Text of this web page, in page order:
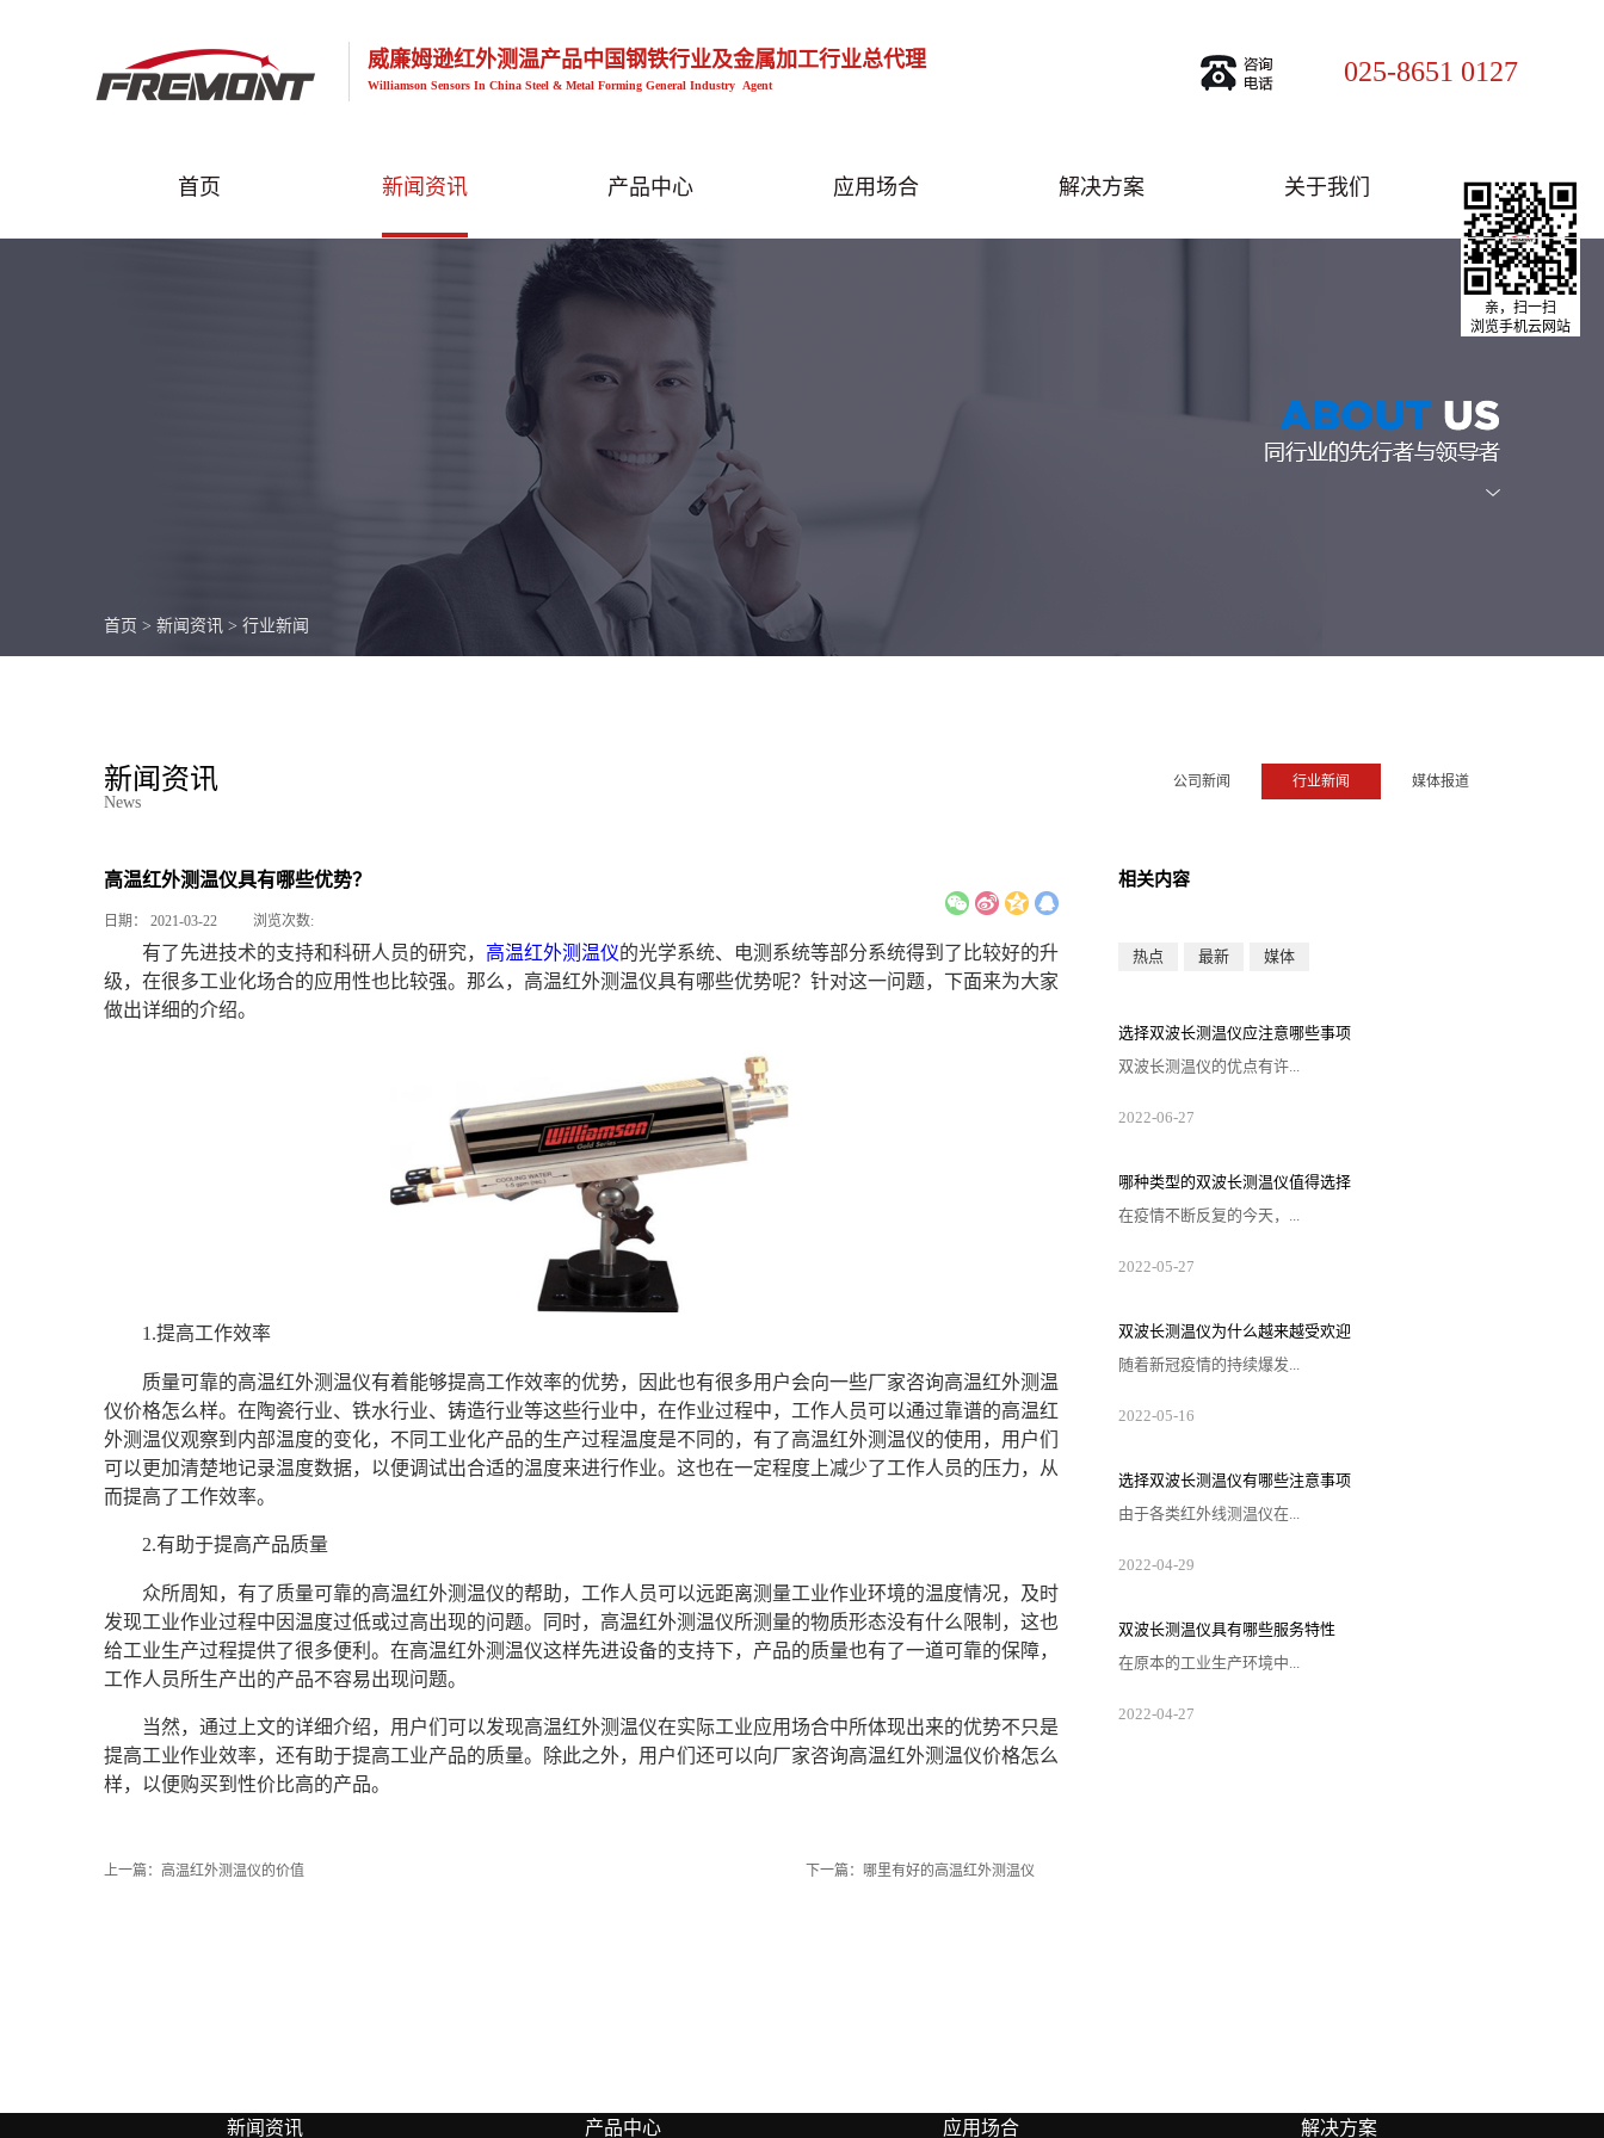
威廉姆逊红外测温产品中国钢铁行业及金属加工行业总代理
Williamson Sensors In China Steel & Metal Forming General Industry Agent 025-8651 0127
首页 新闻资讯 产品中心 应用场合 解决方案 关于我们
首页 > 新闻资讯 > 行业新闻
新闻资讯
News
公司新闻 行业新闻 媒体报道
高温红外测温仪具有哪些优势？
日期： 2021-03-22 浏览次数:
有了先进技术的支持和科研人员的研究， 高温红外测温仪的光学系统、电测系统等部分系统得到了比较好的升
级，在很多工业化场合的应用性也比较强。那么，高温红外测温仪具有哪些优势呢？针对这一问题，下面来为大家
做出详细的介绍。
1.提高工作效率
质量可靠的高温红外测温仪有着能够提高工作效率的优势，因此也有很多用户会向一些厂家咨询高温红外测温
仪价格怎么样。在陶瓷行业、铁水行业、铸造行业等这些行业中，在作业过程中，工作人员可以通过靠谱的高温红
外测温仪观察到内部温度的变化，不同工业化产品的生产过程温度是不同的，有了高温红外测温仪的使用，用户们
可以更加清楚地记录温度数据，以便调试出合适的温度来进行作业。这也在一定程度上减少了工作人员的压力，从
而提高了工作效率。
2.有助于提高产品质量
众所周知，有了质量可靠的高温红外测温仪的帮助，工作人员可以远距离测量工业作业环境的温度情况，及时
发现工业作业过程中因温度过低或过高出现的问题。同时，高温红外测温仪所测量的物质形态没有什么限制，这也
给工业生产过程提供了很多便利。在高温红外测温仪这样先进设备的支持下，产品的质量也有了一道可靠的保障，
工作人员所生产出的产品不容易出现问题。
当然，通过上文的详细介绍，用户们可以发现高温红外测温仪在实际工业应用场合中所体现出来的优势不只是
提高工业作业效率，还有助于提高工业产品的质量。除此之外，用户们还可以向厂家咨询高温红外测温仪价格怎么
样，以便购买到性价比高的产品。
上一篇： 高温红外测温仪的价值 下一篇： 哪里有好的高温红外测温仪
相关内容
热点 最新 媒体
选择双波长测温仪应注意哪些事项
双波长测温仪的优点有许...
多，不仅仅可以测量视野内较高的温度点，也可以对一
些人们无法手动去测量温度的物品或者场景来进行测
项，那么在选择产品应该注意哪些问题，下面为大家解
析原因。1. 注意操作是否方便在选购双波长测温仪的时
候需要考虑一下产品操作的方便性，如果在一些需要快
速测量温度的场景中使用的时候过于复杂，那样...
2022-06-27
哪种类型的双波长测温仪值得选择
在疫情不断反复的今天，...
单一类型的测温手段不被市场所认可，甚至存在一些难
以快速解决的问题，故双波长测温仪便派上了用场，这
的测温仪值得被意向客户选择，结合下述内容便可大致
推断出较佳的备选对象。1、测试效果较准确的测温仪双
波长测温仪能否确保较准确的测试结果，这是客户判断
这类装置会查看的衡量标准，虽然数据不可能...
2022-05-27
双波长测温仪为什么越来越受欢迎
随着新冠疫情的持续爆发...
，不少商城、电影院、餐厅等公共场所都开始进行体温
测量。因此，对于测温仪的需求也在不断增加。双波长
干扰性强传统的单波长红外测温仪，在特定波长范围内
测量红外能量振幅。其传感器测量的是被测范围内的平
均温度，且受发射率变化、沾污的镜头和光学干扰的影
响，如果来自背景干扰热源的红外能量足够大，...
2022-05-16
选择双波长测温仪有哪些注意事项
由于各类红外线测温仪在...
波段范围的应用效果有着质的差异，需要企业在明确自
身的测温范围及高低情况来对仪器进行挑选。由此所出
好的测温仪器帮助矫正日常采集的数据。1.注意应用场
合双波长测温仪自身的组件情况相较于其他单色和单波
段的仪器更为复杂，从而需要企业对自身生存场景的空
间大小以及需求等级来对仪器进行配置。在确...
2022-04-29
双波长测温仪具有哪些服务特性
在原本的工业生产环境中...
随着光电二极管的应用要求在不断提高，使得一些有让
二极管组件产生损伤的设备被得到更新来提升产线运转
2022-04-27
新闻资讯 产品中心 应用场合 解决方案
亲，扫一扫
浏览手机云网站